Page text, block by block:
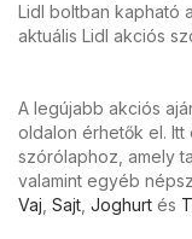
Lidl boltban kapható
aktuális Lidl akciós
A legújabb akciós
oldalon érhetők el.
szórólaphoz, amely
valamint egyéb
Vaj Sajt Joghurt és